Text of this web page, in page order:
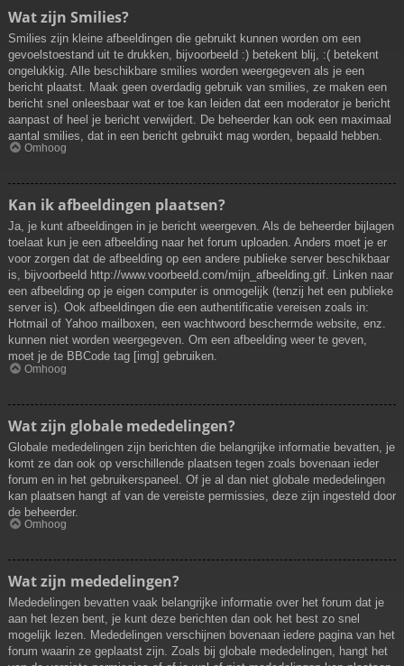
Wat zijn Smilies?
Smilies zijn kleine afbeeldingen die gebruikt kunnen worden om een
gevoelstoestand uit te drukken, bijvoorbeeld :) betekent blij, :( betekent
ongelukkig. Alle beschikbare smilies worden weergegeven als je een
bericht plaatst. Maak geen overdadig gebruik van smilies, ze maken een
bericht snel onleesbaar wat er toe kan leiden dat een moderator je bericht
aanpast of heel je bericht verwijdert. De beheerder kan ook een maximaal
aantal smilies, dat in een bericht gebruikt mag worden, bepaald hebben.
Omhoog
Kan ik afbeeldingen plaatsen?
Ja, je kunt afbeeldingen in je bericht weergeven. Als de beheerder bijlagen
toelaat kun je een afbeelding naar het forum uploaden. Anders moet je er
voor zorgen dat de afbeelding op een andere publieke server beschikbaar
is, bijvoorbeeld http://www.voorbeeld.com/mijn_afbeelding.gif. Linken naar
een afbeelding op je eigen computer is onmogelijk (tenzij het een publieke
server is). Ook afbeeldingen die een authentificatie vereisen zoals in:
Hotmail of Yahoo mailboxen, een wachtwoord beschermde website, enz.
kunnen niet worden weergegeven. Om een afbeelding weer te geven,
moet je de BBCode tag [img] gebruiken.
Omhoog
Wat zijn globale mededelingen?
Globale mededelingen zijn berichten die belangrijke informatie bevatten, je
komt ze dan ook op verschillende plaatsen tegen zoals bovenaan ieder
forum en in het gebruikerspaneel. Of je al dan niet globale mededelingen
kan plaatsen hangt af van de vereiste permissies, deze zijn ingesteld door
de beheerder.
Omhoog
Wat zijn mededelingen?
Mededelingen bevatten vaak belangrijke informatie over het forum dat je
aan het lezen bent, je kunt deze berichten dan ook het best zo snel
mogelijk lezen. Mededelingen verschijnen bovenaan iedere pagina van het
forum waarin ze geplaatst zijn. Zoals bij globale mededelingen, hangt het